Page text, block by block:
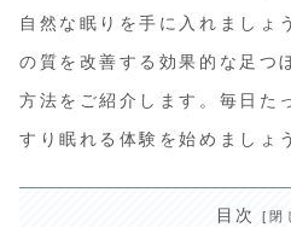
自然な眠りを手に入れましょ
の質を改善する効果的な足つ
方法をご紹介します。毎日た
すり眠れる体験を始めましょ
目次